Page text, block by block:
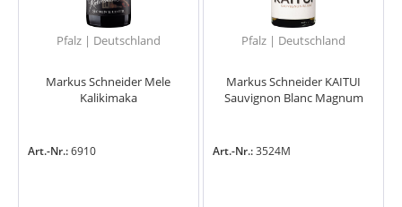
Pfalz | Deutschland
Markus Schneider Mele
Kalikimaka
Art.-Nr.:6910
Pfalz | Deutschland
Markus Schneider KAITUI
Sauvignon Blanc Magnum
Art.-Nr.:3524M